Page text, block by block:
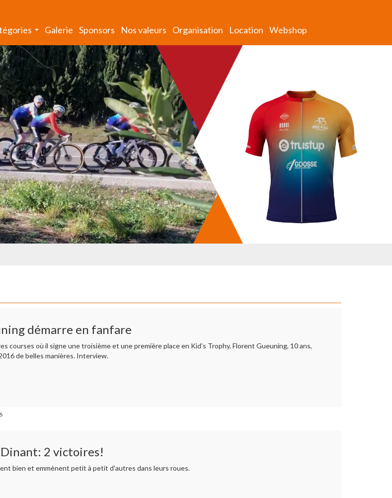
Galerie Sponsors Nos valeurs Organisation Location Webshop
démarre en fanfare
courses où il signe une troisième et une première place en Kid's Trophy, Florent Gueuning, 10 ans,
de belles manières. Interview.
2 victoires!
bien et emmènent petit à petit d'autres dans leurs roues.